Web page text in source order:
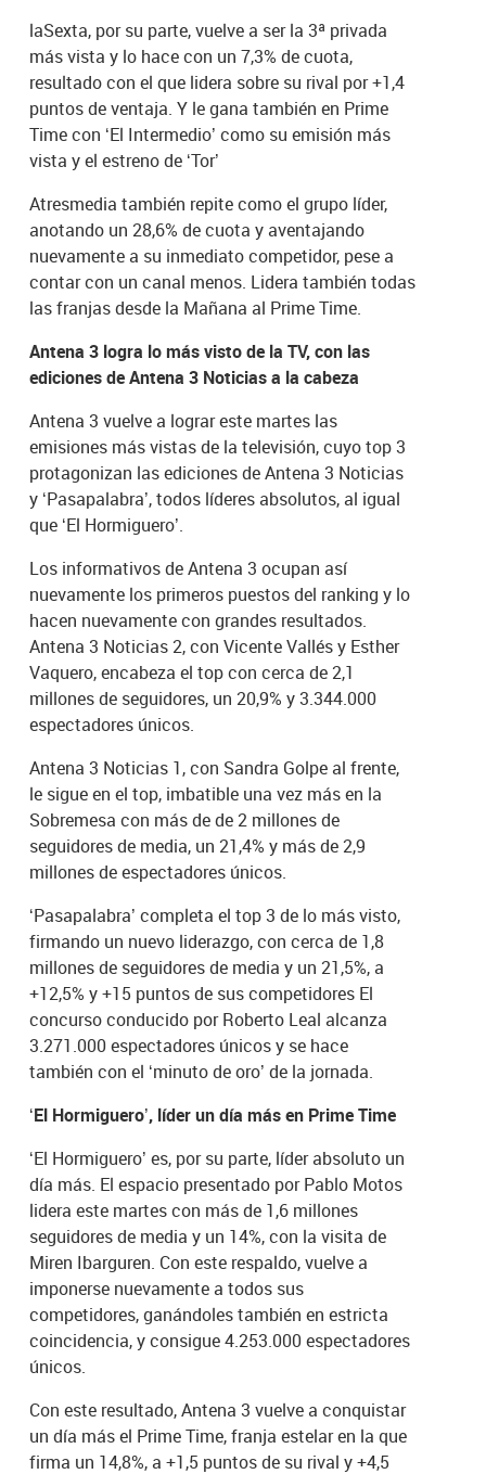
laSexta, por su parte, vuelve a ser la 3ª privada
más vista y lo hace con un 7,3% de cuota,
resultado con el que lidera sobre su rival por +1,4
puntos de ventaja. Y le gana también en Prime
Time con ‘El Intermedio’ como su emisión más
vista y el estreno de ‘Tor’
Atresmedia también repite como el grupo líder,
anotando un 28,6% de cuota y aventajando
nuevamente a su inmediato competidor, pese a
contar con un canal menos. Lidera también todas
las franjas desde la Mañana al Prime Time.
Antena 3 logra lo más visto de la TV, con las
ediciones de Antena 3 Noticias a la cabeza
Antena 3 vuelve a lograr este martes las
emisiones más vistas de la televisión, cuyo top 3
protagonizan las ediciones de Antena 3 Noticias
y ‘Pasapalabra’, todos líderes absolutos, al igual
que ‘El Hormiguero’.
Los informativos de Antena 3 ocupan así
nuevamente los primeros puestos del ranking y lo
hacen nuevamente con grandes resultados.
Antena 3 Noticias 2, con Vicente Vallés y Esther
Vaquero, encabeza el top con cerca de 2,1
millones de seguidores, un 20,9% y 3.344.000
espectadores únicos.
Antena 3 Noticias 1, con Sandra Golpe al frente,
le sigue en el top, imbatible una vez más en la
Sobremesa con más de de 2 millones de
seguidores de media, un 21,4% y más de 2,9
millones de espectadores únicos.
‘Pasapalabra’ completa el top 3 de lo más visto,
firmando un nuevo liderazgo, con cerca de 1,8
millones de seguidores de media y un 21,5%, a
+12,5% y +15 puntos de sus competidores El
concurso conducido por Roberto Leal alcanza
3.271.000 espectadores únicos y se hace
también con el ‘minuto de oro’ de la jornada.
‘El Hormiguero’, líder un día más en Prime Time
‘El Hormiguero’ es, por su parte, líder absoluto un
día más. El espacio presentado por Pablo Motos
lidera este martes con más de 1,6 millones
seguidores de media y un 14%, con la visita de
Miren Ibarguren. Con este respaldo, vuelve a
imponerse nuevamente a todos sus
competidores, ganándoles también en estricta
coincidencia, y consigue 4.253.000 espectadores
únicos.
Con este resultado, Antena 3 vuelve a conquistar
un día más el Prime Time, franja estelar en la que
firma un 14,8%, a +1,5 puntos de su rival y +4,5